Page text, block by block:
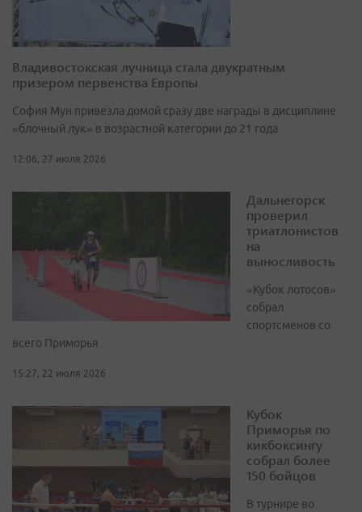
Владивостокская лучница стала двукратным
призером первенства Европы
София Мун привезла домой сразу две награды в дисциплине
«блочный лук» в возрастной категории до 21 года
12:06, 27 июля 2026
Дальнегорск
проверил
триатлонистов
на
выносливость
«Кубок лотосов»
собрал
спортсменов со
всего Приморья
15:27, 22 июля 2026
Кубок
Приморья по
кикбоксингу
собрал более
150 бойцов
В турнире во